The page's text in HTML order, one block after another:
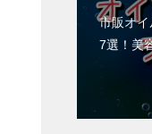
市販オ
7選！美